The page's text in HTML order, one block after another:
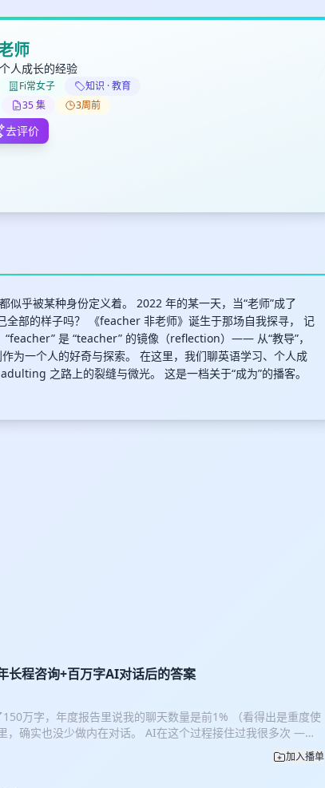
师
人成长的经验
Fi常女子
知识 · 教育
35 集 3周前
去评价
乎被某种身份定义着。 2022 年的某一天，当“老师”成了
部的样子吗？ 《feacher 非老师》诞生于那场自我探寻， 记
是 “teacher” 的镜像（reflection）—— 从“教导”，
为一个人的好奇与探索。 在这里，我们聊英语学习、个人成
之路上的裂缝与微光。 这是一档关于“成为”的播客。
长程咨询+百万字AI对话后的答案
万字，年度报告里说我的聊天数量是前1% （看得出是重度使
，确实也没少做内在对话。 AI在这个过程接住过我很多次 ——
导式写作后的暴哭、随时能得到响应的“安全感”。 但与此同
历时三年多）。 可以说，在“AI是否能代替心理咨询”这个问题
加入播单
取消 确定